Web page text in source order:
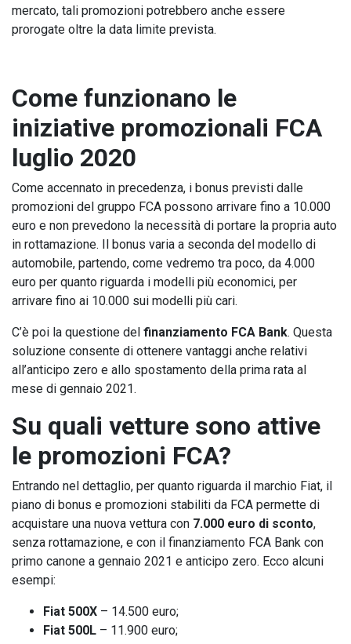
mercato, tali promozioni potrebbero anche essere
prorogate oltre la data limite prevista.
Come funzionano le
iniziative promozionali FCA
luglio 2020
Come accennato in precedenza, i bonus previsti dalle
promozioni del gruppo FCA possono arrivare fino a 10.000
euro e non prevedono la necessità di portare la propria auto
in rottamazione. Il bonus varia a seconda del modello di
automobile, partendo, come vedremo tra poco, da 4.000
euro per quanto riguarda i modelli più economici, per
arrivare fino ai 10.000 sui modelli più cari.
C’è poi la questione del finanziamento FCA Bank. Questa
soluzione consente di ottenere vantaggi anche relativi
all’anticipo zero e allo spostamento della prima rata al
mese di gennaio 2021.
Su quali vetture sono attive
le promozioni FCA?
Entrando nel dettaglio, per quanto riguarda il marchio Fiat, il
piano di bonus e promozioni stabiliti da FCA permette di
acquistare una nuova vettura con 7.000 euro di sconto,
senza rottamazione, e con il finanziamento FCA Bank con
primo canone a gennaio 2021 e anticipo zero. Ecco alcuni
esempi:
Fiat 500X – 14.500 euro;
Fiat 500L – 11.900 euro;